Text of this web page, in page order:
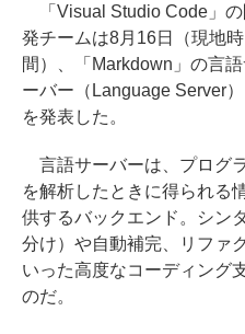
「Visual Studio Code」の
発チームは8月16日（現地時
間）、「Markdown」の言語
ーバー（Language Server）
を発表した。
言語サーバーは、プログ
を解析したときに得られる
供するバックエンド。シン
分け）や自動補完、リファ
いった高度なコーディング
のだ。